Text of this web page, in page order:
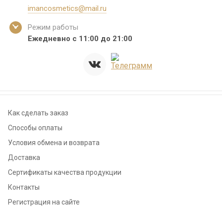
imancosmetics@mail.ru
Режим работы
Ежедневно с 11:00 до 21:00
Как сделать заказ
Способы оплаты
Условия обмена и возврата
Доставка
Сертификаты качества продукции
Контакты
Регистрация на сайте